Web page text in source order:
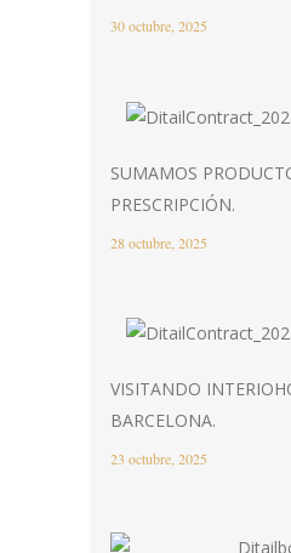
30 octubre, 2025
SUMAMOS
PRESCRIPCIÓN.
28 octubre, 2025
VISITANDO
BARCELONA.
23 octubre, 2025